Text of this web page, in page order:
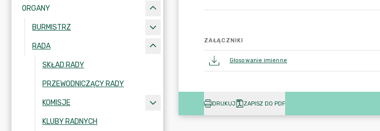
ORGANY
BURMISTRZ
RADA
SKŁAD RADY
PRZEWODNICZĄCY RADY
KOMISJE
KLUBY RADNYCH
ZAŁĄCZNIKI
Głosowanie imienne
DRUKUJ ZAPISZ DO PDF